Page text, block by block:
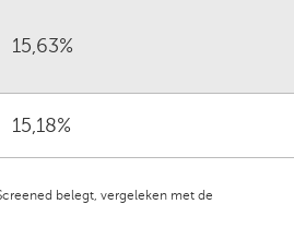
15,63%
15,18%
belegt, vergeleken met de